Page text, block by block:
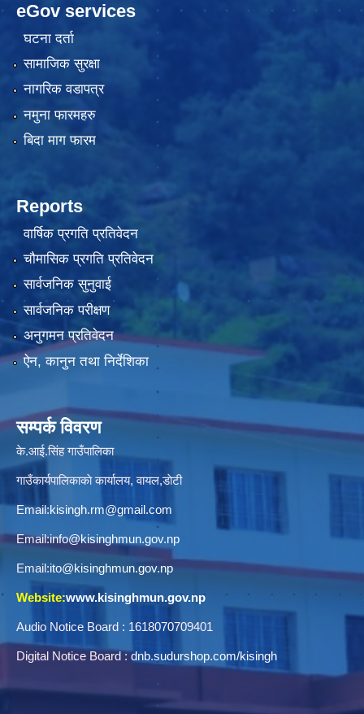
eGov services
घटना दर्ता
सामाजिक सुरक्षा
नागरिक वडापत्र
नमुना फारमहरु
बिदा माग फारम
Reports
वार्षिक प्रगति प्रतिवेदन
चौमासिक प्रगति प्रतिवेदन
सार्वजनिक सुनुवाई
सार्वजनिक परीक्षण
अनुगमन प्रतिवेदन
ऐन, कानुन तथा निर्देशिका
सम्पर्क विवरण
के.आई.सिंह गाउँपालिका
गाउँकार्यपालिकाकाे कार्यालय, वायल,डाेटी
Email:kisingh.rm@gmail.com
Email:info@kisinghmun.gov.np
Email:ito@kisinghmun.gov.np
Website:www.kisinghmun.gov.np
Audio Notice Board : 1618070709401
Digital Notice Board :dnb.sudurshop.com/kisingh